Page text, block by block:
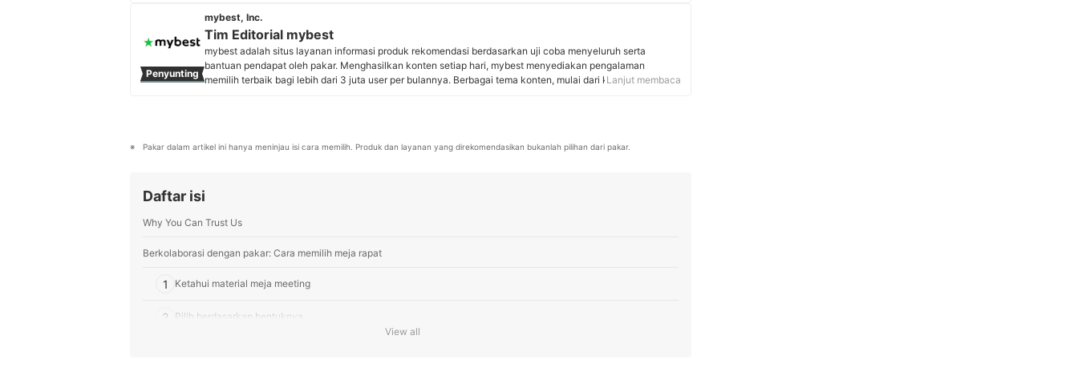
di Ikatan Arsitek Indonesia (IAI) Wilayah Bekasi.
Profil Adil Mochtar
Penyunting
mybest, Inc.
Tim Editorial mybest
mybest adalah situs layanan informasi produk rekomendasi berdasarkan uji coba menyeluruh serta
bantuan pendapat oleh pakar. Menghasilkan konten setiap hari, mybest menyediakan pengalaman
memilih terbaik bagi lebih dari 3 juta user per bulannya. Berbagai tema konten, mulai dari kosmetik,
Lanjut membaca
Pakar dalam artikel ini hanya meninjau isi cara memilih. Produk dan layanan yang direkomendasikan bukanlah pilihan dari pakar.
Daftar isi
Why You Can Trust Us
Berkolaborasi dengan pakar: Cara memilih meja rapat
1 Ketahui material meja meeting
2 Pilih berdasarkan bentuknya
View all